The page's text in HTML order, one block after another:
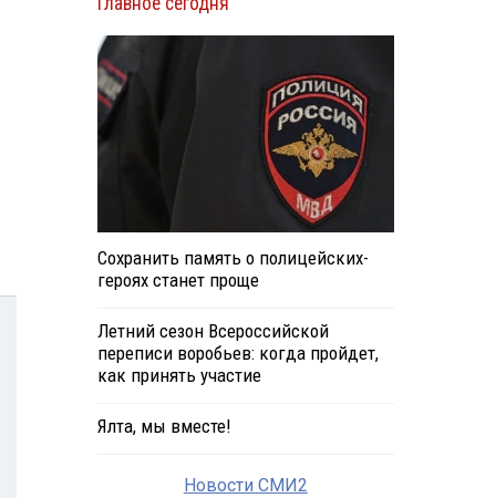
Сохранить память о полицейских-
героях станет проще
Летний сезон Всероссийской
переписи воробьев: когда пройдет,
как принять участие
Ялта, мы вместе!
Новости СМИ2